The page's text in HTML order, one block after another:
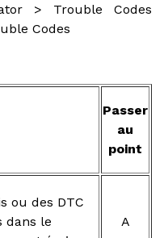
> Trouble Codes
Codes
Passer
au
point
ou des DTC
dans le
A